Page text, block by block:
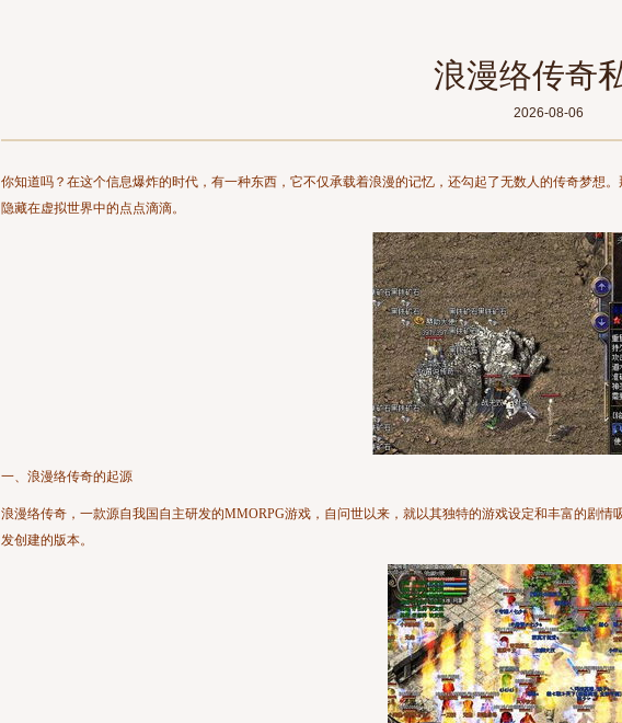
浪漫络传奇
2026-08-06
你知道吗？在这个信息爆炸的时代，有一种东西，它不仅承载着浪漫的记忆，还勾起了无数人的传奇梦
隐藏在虚拟世界中的点点滴滴。
一、浪漫络传奇的起源
浪漫络传奇，一款源自我国自主研发的MMORPG游戏，自问世以来，就以其独特的游戏设定和丰富的剧
发创建的版本。